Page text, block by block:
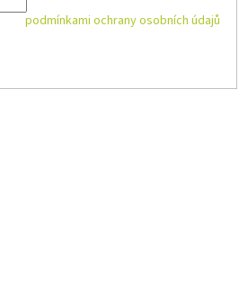
podmínkami ochrany osobních údajů